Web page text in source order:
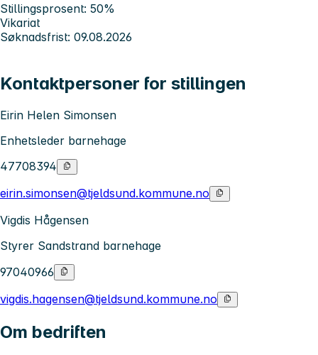
Stillingsprosent: 50%
Vikariat
Søknadsfrist: 09.08.2026
Kontaktpersoner for stillingen
Eirin Helen Simonsen
Enhetsleder barnehage
47708394
eirin.simonsen@tjeldsund.kommune.no
Vigdis Hågensen
Styrer Sandstrand barnehage
97040966
vigdis.hagensen@tjeldsund.kommune.no
Om bedriften